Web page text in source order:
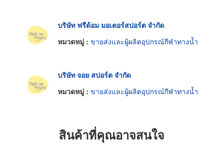
บริษัท ฟรีด้อม มอเตอร์สปอร์ต จำกัด
หมวดหมู่ : ขายส่งและผู้ผลิตอุปกรณ์กีฬาทางน้ำ
บริษัท จอย สปอร์ต จำกัด
หมวดหมู่ : ขายส่งและผู้ผลิตอุปกรณ์กีฬาทางน้ำ
สินค้าที่คุณอาจสนใจ